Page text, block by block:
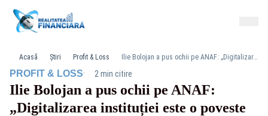
Acasă Știri Profit & Loss Ilie Bolojan a pus ochii pe ANAF: „Digitalizarea instituției este o poveste fără sfârșit”
PROFIT & LOSS· 2 min citire
Ilie Bolojan a pus ochii pe ANAF:
„Digitalizarea instituției este o poveste